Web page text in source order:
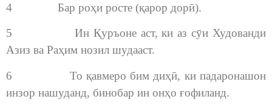
4 Бар роҳи росте (қарор дорӣ).
5 Ин Қуръоне аст, ки аз сӯи Худованди
Азиз ва Раҳим нозил шудааст.
6 То қавмеро бим диҳӣ, ки падаронашон
инзор нашуданд, бинобар ин онҳо ғофиланд.